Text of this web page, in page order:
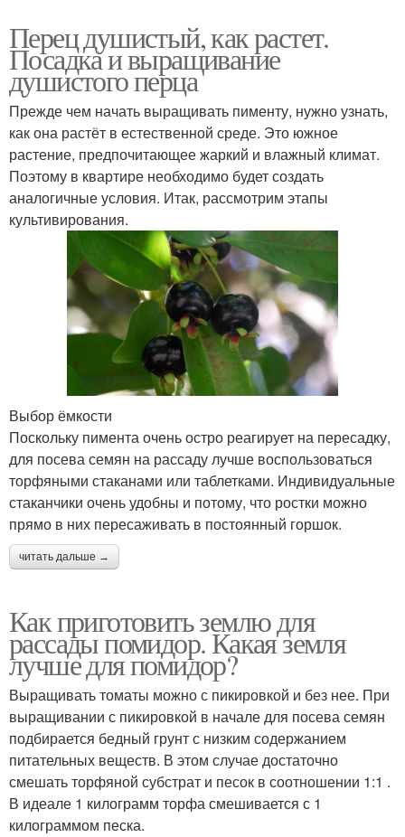
Перец душистый, как растет.
Посадка и выращивание
душистого перца
Прежде чем начать выращивать пименту, нужно узнать,
как она растёт в естественной среде. Это южное
растение, предпочитающее жаркий и влажный климат.
Поэтому в квартире необходимо будет создать
аналогичные условия. Итак, рассмотрим этапы
культивирования.
Выбор ёмкости
Поскольку пимента очень остро реагирует на пересадку,
для посева семян на рассаду лучше воспользоваться
торфяными стаканами или таблетками. Индивидуальные
стаканчики очень удобны и потому, что ростки можно
прямо в них пересаживать в постоянный горшок.
читать дальше →
Как приготовить землю для
рассады помидор. Какая земля
лучше для помидор?
Выращивать томаты можно с пикировкой и без нее. При
выращивании с пикировкой в начале для посева семян
подбирается бедный грунт с низким содержанием
питательных веществ. В этом случае достаточно
смешать торфяной субстрат и песок в соотношении 1:1 .
В идеале 1 килограмм торфа смешивается с 1
килограммом песка.